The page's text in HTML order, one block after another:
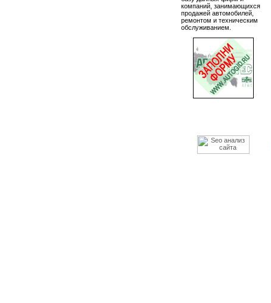
компаний, занимающихся
продажей автомобилей,
ремонтом и техническим
обслуживанием.